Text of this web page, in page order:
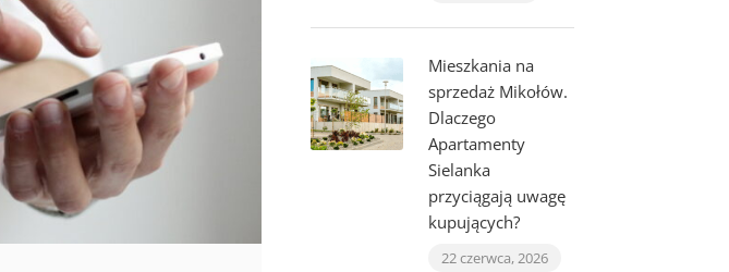
Mieszkania na
sprzedaż Mikołów.
Dlaczego
Apartamenty
Sielanka
przyciągają uwagę
kupujących?
22 czerwca, 2026